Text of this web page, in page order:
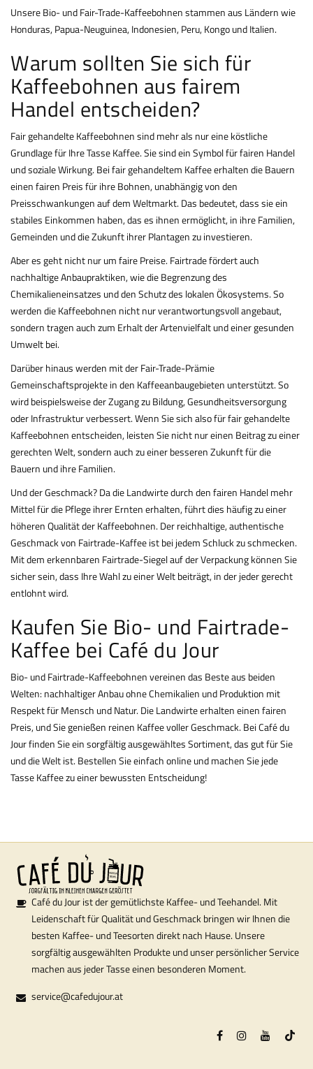
Unsere Bio- und Fair-Trade-Kaffeebohnen stammen aus Ländern wie
Honduras, Papua-Neuguinea, Indonesien, Peru, Kongo und Italien.
Warum sollten Sie sich für
Kaffeebohnen aus fairem
Handel entscheiden?
Fair gehandelte Kaffeebohnen sind mehr als nur eine köstliche
Grundlage für Ihre Tasse Kaffee. Sie sind ein Symbol für fairen Handel
und soziale Wirkung. Bei fair gehandeltem Kaffee erhalten die Bauern
einen fairen Preis für ihre Bohnen, unabhängig von den
Preisschwankungen auf dem Weltmarkt. Das bedeutet, dass sie ein
stabiles Einkommen haben, das es ihnen ermöglicht, in ihre Familien,
Gemeinden und die Zukunft ihrer Plantagen zu investieren.
Aber es geht nicht nur um faire Preise. Fairtrade fördert auch
nachhaltige Anbaupraktiken, wie die Begrenzung des
Chemikalieneinsatzes und den Schutz des lokalen Ökosystems. So
werden die Kaffeebohnen nicht nur verantwortungsvoll angebaut,
sondern tragen auch zum Erhalt der Artenvielfalt und einer gesunden
Umwelt bei.
Darüber hinaus werden mit der Fair-Trade-Prämie
Gemeinschaftsprojekte in den Kaffeeanbaugebieten unterstützt. So
wird beispielsweise der Zugang zu Bildung, Gesundheitsversorgung
oder Infrastruktur verbessert. Wenn Sie sich also für fair gehandelte
Kaffeebohnen entscheiden, leisten Sie nicht nur einen Beitrag zu einer
gerechten Welt, sondern auch zu einer besseren Zukunft für die
Bauern und ihre Familien.
Und der Geschmack? Da die Landwirte durch den fairen Handel mehr
Mittel für die Pflege ihrer Ernten erhalten, führt dies häufig zu einer
höheren Qualität der Kaffeebohnen. Der reichhaltige, authentische
Geschmack von Fairtrade-Kaffee ist bei jedem Schluck zu schmecken.
Mit dem erkennbaren Fairtrade-Siegel auf der Verpackung können Sie
sicher sein, dass Ihre Wahl zu einer Welt beiträgt, in der jeder gerecht
entlohnt wird.
Kaufen Sie Bio- und Fairtrade-
Kaffee bei Café du Jour
Bio- und Fairtrade-Kaffeebohnen vereinen das Beste aus beiden
Welten: nachhaltiger Anbau ohne Chemikalien und Produktion mit
Respekt für Mensch und Natur. Die Landwirte erhalten einen fairen
Preis, und Sie genießen reinen Kaffee voller Geschmack. Bei Café du
Jour finden Sie ein sorgfältig ausgewähltes Sortiment, das gut für Sie
und die Welt ist. Bestellen Sie einfach online und machen Sie jede
Tasse Kaffee zu einer bewussten Entscheidung!
Café du Jour ist der gemütlichste Kaffee- und Teehandel. Mit
Leidenschaft für Qualität und Geschmack bringen wir Ihnen die
besten Kaffee- und Teesorten direkt nach Hause. Unsere
sorgfältig ausgewählten Produkte und unser persönlicher Service
machen aus jeder Tasse einen besonderen Moment.
service@cafedujour.at